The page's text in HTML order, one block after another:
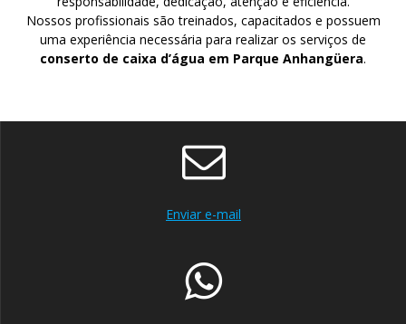
Nossos profissionais são treinados, capacitados e possuem
uma experiência necessária para realizar os serviços de
conserto de caixa d’água em Parque Anhangüera.
Enviar e-mail